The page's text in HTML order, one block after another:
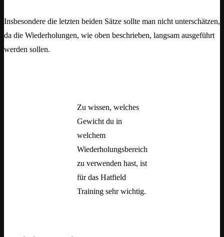
Insbesondere die letzten beiden Sätze sollte man nicht unterschätzen,
da die Wiederholungen, wie oben beschrieben, langsam ausgeführt
werden sollen.
Zu wissen, welches
Gewicht du in
welchem
Wiederholungsbereich
zu verwenden hast, ist
für das Hatfield
Training sehr wichtig.